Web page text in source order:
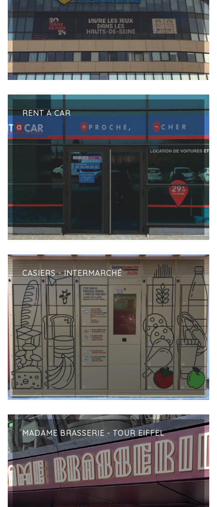
RENT A CAR
CASIERS - INTERMARCHÉ
MADAME BRASSERIE - TOUR EIFFEL